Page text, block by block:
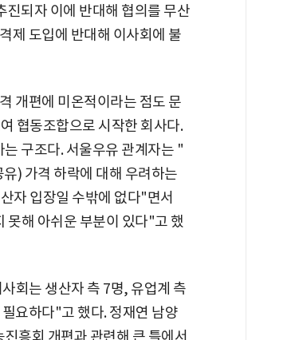
진되자 이에 반대해 협의를 무산
제 도입에 반대해 이사회에 불
개편에 미온적이라는 점도 문
협동조합으로 시작한 회사다.
구조다. 서울우유 관계자는 "
) 가격 하락에 대해 우려하는
자 입장일 수밖에 없다"면서
못해 아쉬운 부분이 있다"고 했
회는 생산자 측 7명, 유업계 측
요하다"고 했다. 정재연 남양
흥회 개편과 관련해 큰 틀에서